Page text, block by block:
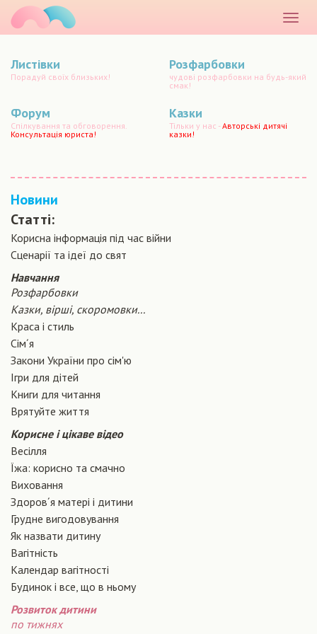
меню
Листівки
Порадуй своїх близьких!
Розфарбовки
чудові розфарбовки на будь-який
смак!
Форум
Спілкування та обговорення.
Консультація юриста!
Казки
Тільки у нас -Авторські дитячі
казки!
Новини
Статті:
Корисна інформація під час війни
Сценарiї та iдеї до свят
Навчання
Розфарбовки
Казки, вірші, скоромовки...
Краса і стиль
Сiм´я
Закони України про сiм'ю
Ігри для дітей
Книги для читання
Врятуйте життя
Корисне і цікаве відео
Весілля
Їжа: корисно та смачно
Виховання
Здоров´я матері і дитини
Грудне вигодовування
Як назвати дитину
Вагiтнiсть
Календар вагітності
Будинок і все, що в ньому
Розвиток дитини
по тижнях